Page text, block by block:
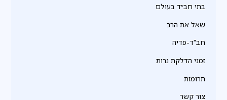
בתי חב״ד בעולם
שאל את הרב
חב"ד-פדיה
זמני הדלקת נרות
תרומות
צור קשר